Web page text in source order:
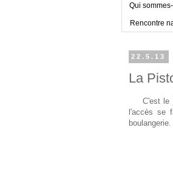
Qui
Rencontre
22.5.13
La
C'est le
l'accès se
boulangerie.